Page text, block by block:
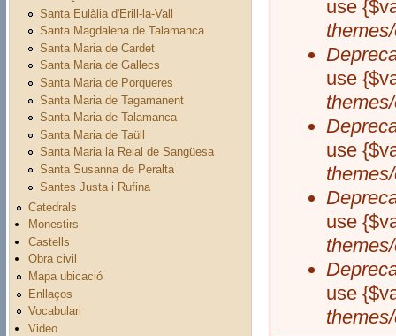
Santa Eulàlia d'Erill-la-Vall
Santa Magdalena de Talamanca
Santa Maria de Cardet
Santa Maria de Gallecs
Santa Maria de Porqueres
Santa Maria de Tagamanent
Santa Maria de Talamanca
Santa Maria de Taüll
Santa Maria la Reial de Sangüesa
Santa Susanna de Peralta
Santes Justa i Rufina
Catedrals
Monestirs
Castells
Obra civil
Mapa ubicació
Enllaços
Vocabulari
Video
use
use
use
use
use